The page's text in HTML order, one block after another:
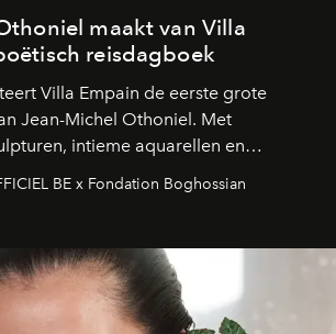
maakt van Villa
reisdagboek
Villa Empain de eerste grote
Jean-Michel Othoniel. Met
intieme aquarellen en
glas creëert de Franse kunstenaar
waarin elk werk de herinnering
BE x Fondation Boghossian